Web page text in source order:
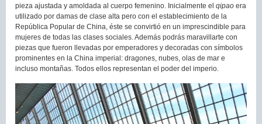
pieza ajustada y amoldada al cuerpo femenino. Inicialmente el qipao era
utilizado por damas de clase alta pero con el establecimiento de la
República Popular de China, éste se convirtió en un imprescindible para
mujeres de todas las clases sociales. Además podrás maravillarte con
piezas que fueron llevadas por emperadores y decoradas con símbolos
prominentes en la China imperial: dragones, nubes, olas de mar e
incluso montañas. Todos ellos representan el poder del imperio.